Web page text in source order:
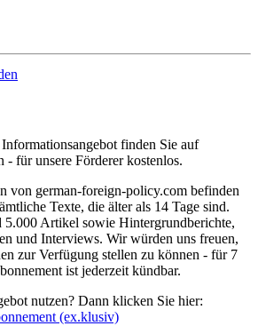
finden Sie auf
- für unsere Förderer kostenlos.
von german-foreign-policy.com befinden
Texte, die älter als 14 Tage sind.
Artikel sowie Hintergrundberichte,
und Interviews. Wir würden uns freuen,
zur Verfügung stellen zu können - für 7
ist jederzeit kündbar.
nutzen? Dann klicken Sie hier:
(ex.klusiv)